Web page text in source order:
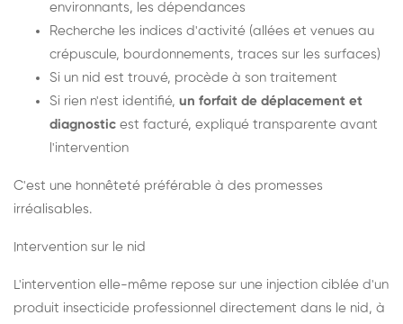
environnants, les dépendances
Recherche les indices d'activité (allées et venues au
crépuscule, bourdonnements, traces sur les surfaces)
Si un nid est trouvé, procède à son traitement
Si rien n'est identifié, un forfait de déplacement et
diagnostic est facturé, expliqué transparente avant
l'intervention
C'est une honnêteté préférable à des promesses
irréalisables.
Intervention sur le nid
L'intervention elle-même repose sur une injection ciblée d'un
produit insecticide professionnel directement dans le nid, à